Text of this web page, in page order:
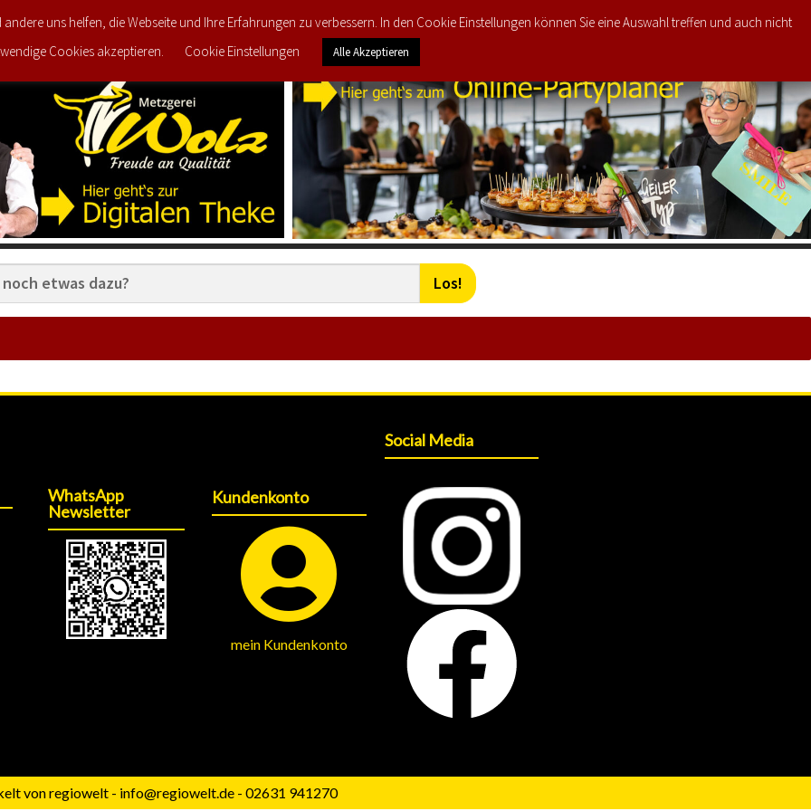
IM ANGEBOT PRODUKTE MEIN KONTO €0,00 0
Los!
WhatsApp
Newsletter
Kundenkonto
mein Kundenkonto
Social Media
von regiowelt - info@regiowelt.de - 02631 941270
uns helfen, die Webseite und Ihre Erfahrungen zu verbessern. In den Cookie Einstellungen können Sie eine Auswahl treffen und auch nicht
Cookies akzeptieren.
Cookie Einstellungen Alle Akzeptieren